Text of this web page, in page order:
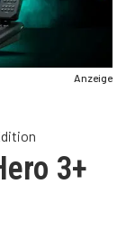
Anzeige
3+